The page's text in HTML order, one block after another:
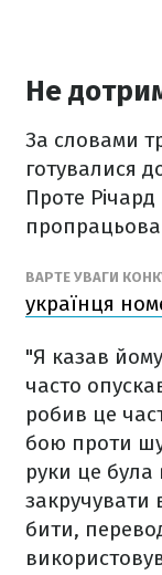
Не
За словами
готувалися
Проте
ВАРТЕ УВАГИ
українця
"Я казав
часто
робив це
бою проти
руки це
закручувати
бити,